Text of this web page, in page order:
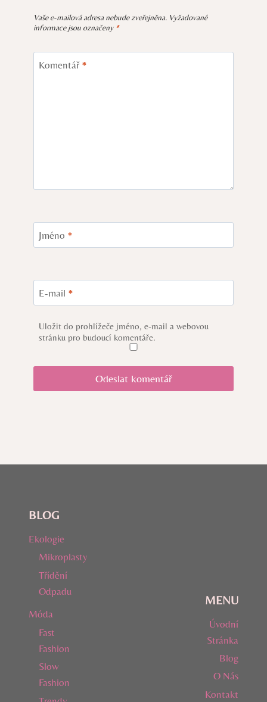
Vaše e-mailová adresa nebude zveřejněna. Vyžadované
informace jsou označeny *
Komentář *
Jméno *
E-mail *
Uložit do prohlížeče jméno, e-mail a webovou
stránku pro budoucí komentáře.
BLOG
Ekologie
Mikroplasty
Třídění
Odpadu
Móda
Fast
Fashion
Slow
Fashion
MENU
Úvodní
Stránka
Blog
O Nás
Kontakt